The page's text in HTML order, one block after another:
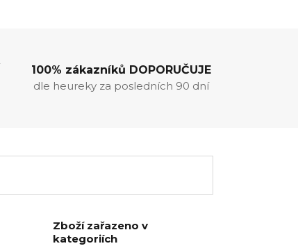
100% zákazníků DOPORUČUJE
dle heureky za posledních 90 dní
Zboží zařazeno v
kategoriích